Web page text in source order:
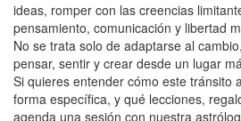
ideas, romper con las creencias
pensamiento, comunicación y libertad
No se trata solo de adaptarse al
pensar, sentir y crear desde un lugar
Si quieres entender cómo este tránsito
forma específica, y qué lecciones,
agenda una sesión con nuestra